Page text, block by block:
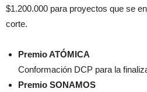
$1.200.000 para proyectos que se
corte.
Premio ATÓMICA
Conformación DCP para la
Premio SONAMOS